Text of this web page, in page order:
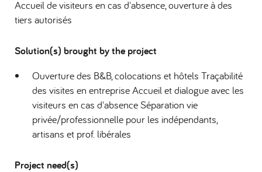
Accueil de visiteurs en cas d'absence, ouverture à des
tiers autorisés
Solution(s) brought by the project
Ouverture des B&B, colocations et hôtels Traçabilité
des visites en entreprise Accueil et dialogue avec les
visiteurs en cas d'absence Séparation vie
privée/professionnelle pour les indépendants,
artisans et prof. libérales
Project need(s)